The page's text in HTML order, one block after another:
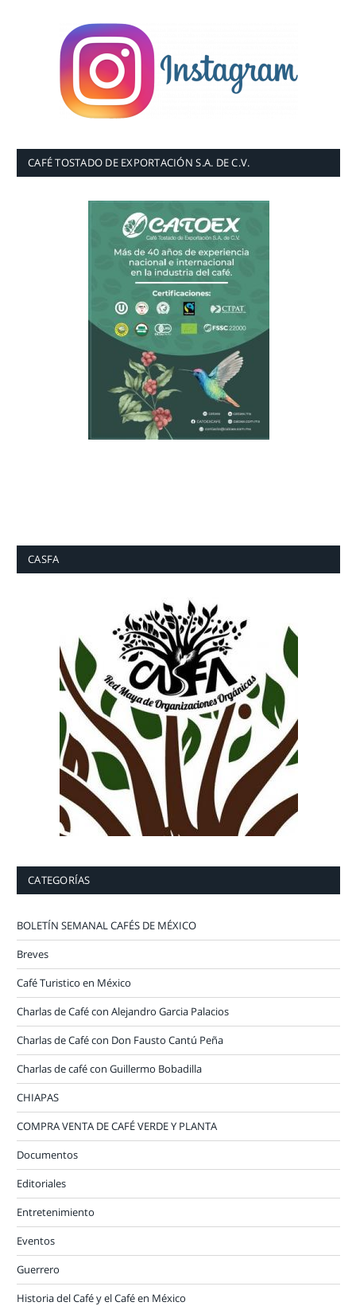
CAFÉ TOSTADO DE EXPORTACIÓN S.A. DE C.V.
CASFA
CATEGORÍAS
BOLETÍN SEMANAL CAFÉS DE MÉXICO
Breves
Café Turistico en México
Charlas de Café con Alejandro Garcia Palacios
Charlas de Café con Don Fausto Cantú Peña
Charlas de café con Guillermo Bobadilla
CHIAPAS
COMPRA VENTA DE CAFÉ VERDE Y PLANTA
Documentos
Editoriales
Entretenimiento
Eventos
Guerrero
Historia del Café y el Café en México